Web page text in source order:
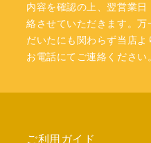
内容を確認の上、翌営業
絡させていただきます。万
だいたにも関わらず当店
お電話にてご連絡ください
ご利用ガイド